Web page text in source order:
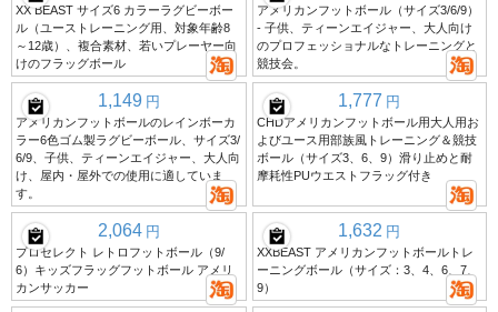
XX BEAST サイズ6 カラーラグビーボー
ル（ユーストレーニング用、対象年齢8
～12歳）、複合素材、若いプレーヤー向
けのフラッグボール
アメリカンフットボール（サイズ3/6/9）
- 子供、ティーンエイジャー、大人向け
のプロフェッショナルなトレーニングと
競技会。
1,149 円
アメリカンフットボールのレインボーカ
ラー6色ゴム製ラグビーボール、サイズ3/
6/9、子供、ティーンエイジャー、大人向
け、屋内・屋外での使用に適していま
す。
1,777 円
CHDアメリカンフットボール用大人用お
よびユース用部族風トレーニング＆競技
ボール（サイズ3、6、9）滑り止めと耐
摩耗性PUウエストフラッグ付き
2,064 円
プロセレクト レトロフットボール（9/
6）キッズフラッグフットボール アメリ
カンサッカー
1,632 円
XXBEAST アメリカンフットボールトレ
ーニングボール（サイズ：3、4、6、7、
9）